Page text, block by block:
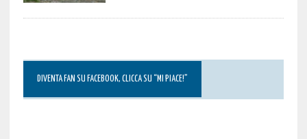
DIVENTA FAN SU FACEBOOK, CLICCA SU “MI PIACE!”